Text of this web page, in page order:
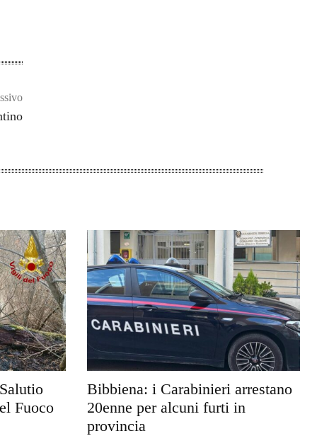
Fuoco
Bibbiena: i Carabinieri arrestano
20enne per alcuni furti in
provincia